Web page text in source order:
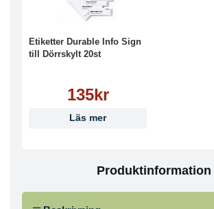
Etiketter Durable Info Sign
till Dörrskylt 20st
135kr
Läs mer
Produktinformation